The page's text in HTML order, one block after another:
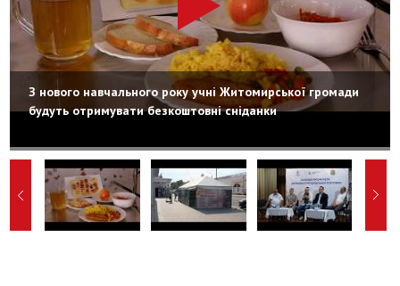
З нового навчального року учні Житомирської громади
будуть отримувати безкоштовні сніданки